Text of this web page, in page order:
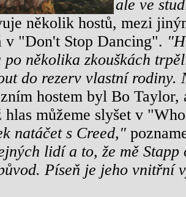
ale ve
několik hostů, mezi
v "Don't Stop Dancing".
po několika zkouškách
do rezerv vlastní rodiny.
hostem byl Bo Taylor,
hlas můžeme slyšet v
natáčet s Creed,"
lidí a to, že mě
Píseň je jeho vnitřní